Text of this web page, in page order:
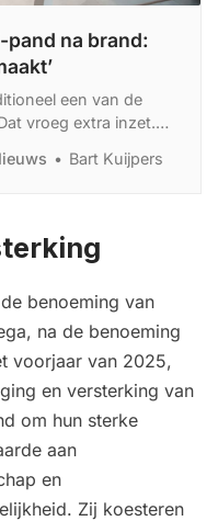
pand na brand:
een van de
vroeg extra inzet.
niet altijd prettig,
Bart Kuijpers
benoeming van
na de benoeming
voorjaar van 2025,
en versterking van
om hun sterke
aan
en
Zij koesteren